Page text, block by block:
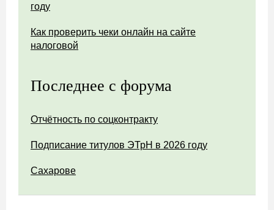
году
Как проверить чеки онлайн на сайте
налоговой
Последнее с форума
Отчётность по соцконтракту
Подписание титулов ЭТрН в 2026 году
Сахарове